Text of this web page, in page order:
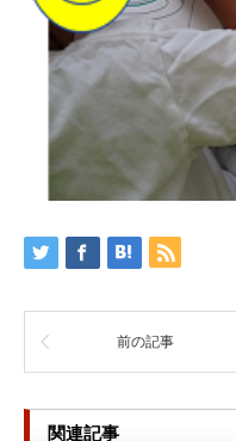
前の記事
関連記事